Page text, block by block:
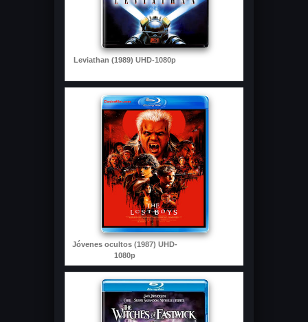
Leviathan (1989) UHD-1080p
Jóvenes ocultos (1987) UHD-
1080p